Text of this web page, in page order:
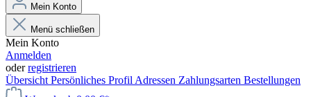
Mein Konto
Menü schließen
Mein Konto
Anmelden
oderregistrieren
Übersicht Persönliches Profil Adressen Zahlungsarten Bestellungen